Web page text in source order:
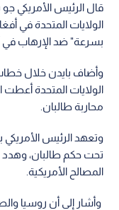
قال الرئيس الأمريكي
الولايات المتحدة في
بسرعة" ضد الإرهاب في
وأضاف بايدن خلال
الولايات المتحدة
محاربة طالبان.
وتعهد الرئيس الأمريكي
تحت حكم طالبان،
المصالح الأمريكية.
وأشار إلى أن روسيا